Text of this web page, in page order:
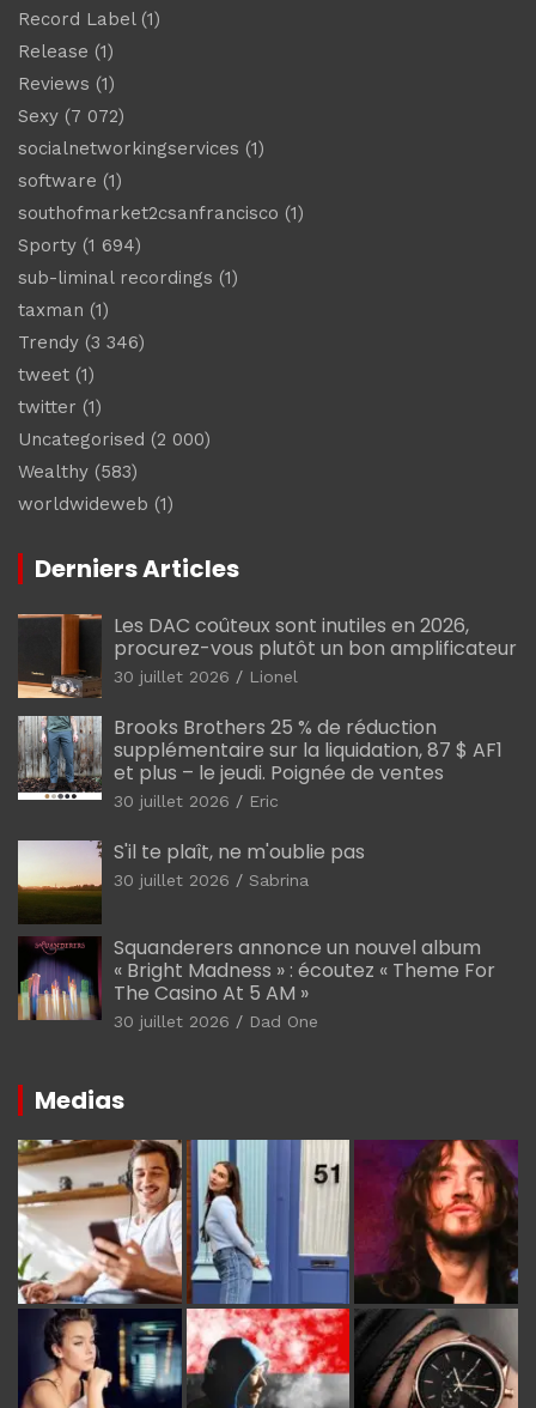
Record Label(1)
Release (1)
Reviews (1)
Sexy (7 072)
socialnetworkingservices (1)
software (1)
southofmarket2csanfrancisco (1)
Sporty (1 694)
sub-liminal recordings (1)
taxman (1)
Trendy (3 346)
tweet (1)
twitter (1)
Uncategorised (2 000)
Wealthy (583)
worldwideweb (1)
Derniers Articles
Les DAC coûteux sont inutiles en 2026,
procurez-vous plutôt un bon amplificateur
30 juillet 2026 Lionel
Brooks Brothers 25 % de réduction
supplémentaire sur la liquidation, 87 $ AF1
et plus – le jeudi. Poignée de ventes
30 juillet 2026 Eric
S'il te plaît, ne m'oublie pas
30 juillet 2026 Sabrina
Squanderers annonce un nouvel album
« Bright Madness » : écoutez « Theme For
The Casino At 5 AM »
30 juillet 2026 Dad One
Medias